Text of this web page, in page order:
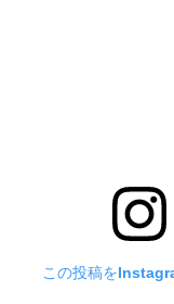
この投稿を